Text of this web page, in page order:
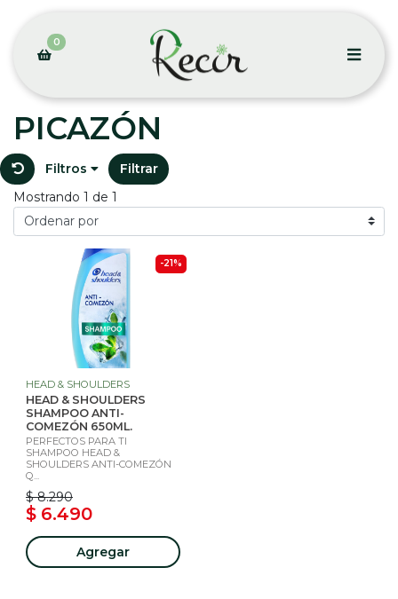
0
PICAZÓN
Filtros
Filtrar
Mostrando 1 de 1
-21%
HEAD & SHOULDERS
HEAD & SHOULDERS
SHAMPOO ANTI-
COMEZÓN 650ML.
PERFECTOS PARA TI
SHAMPOO HEAD &
SHOULDERS ANTI-COMEZÓN
Q...
$ 8.290
$ 6.490
Agregar